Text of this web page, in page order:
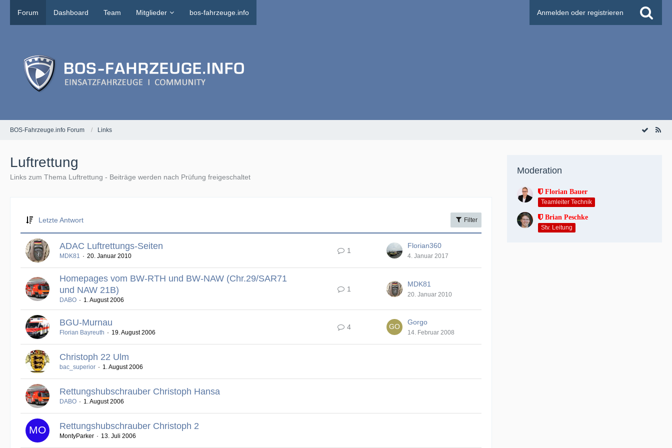
Forum Dashboard Team Mitglieder bos-fahrzeuge.info Anmelden oder registrieren
BOS-Fahrzeuge.info Forum Links
Luftrettung
Links zum Thema Luftrettung - Beiträge werden nach Prüfung freigeschaltet
Letzte Antwort Filter
ADAC Luftrettungs-Seiten
MDK81 20. Januar 2010
1
Florian360
4. Januar 2017
Homepages vom BW-RTH und BW-NAW (Chr.29/SAR71
und NAW 21B)
DABO 1. August 2006
1
MDK81
20. Januar 2010
BGU-Murnau
Florian Bayreuth 19. August 2006
4
Gorgo
14. Februar 2008
Christoph 22 Ulm
bac_superior 1. August 2006
Rettungshubschrauber Christoph Hansa
DABO 1. August 2006
Rettungshubschrauber Christoph 2
MontyParker 13. Juli 2006
Moderation
Florian Bauer
Teamleiter Technik
Brian Peschke
Stv. Leitung